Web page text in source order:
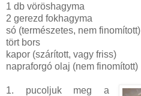
1 db vöröshagyma
2 gerezd fokhagyma
só (természetes, nem finomított)
tört bors
kapor (szárított, vagy friss)
napraforgó olaj (nem finomított)
1. pucoljuk meg a